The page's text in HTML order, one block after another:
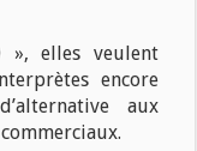
», elles veulent
encore
aux